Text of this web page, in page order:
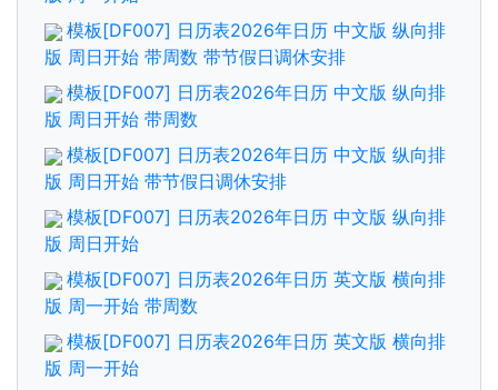
模板[DF007] 日历表2026年日历 中文版 纵向排
版 周日开始 带周数 带节假日调休安排
模板[DF007] 日历表2026年日历 中文版 纵向排
版 周日开始 带周数
模板[DF007] 日历表2026年日历 中文版 纵向排
版 周日开始 带节假日调休安排
模板[DF007] 日历表2026年日历 中文版 纵向排
版 周日开始
模板[DF007] 日历表2026年日历 英文版 横向排
版 周一开始 带周数
模板[DF007] 日历表2026年日历 英文版 横向排
版 周一开始